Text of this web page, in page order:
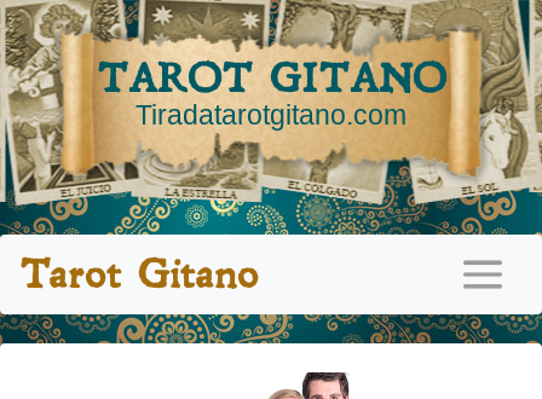
TAROT GITANO
Tiradatarotgitano.com
Tarot Gitano